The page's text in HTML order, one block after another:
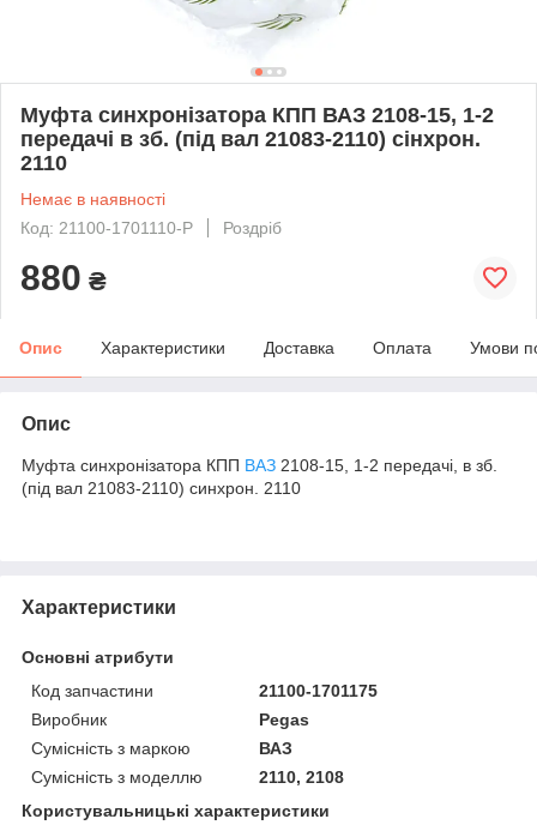
Муфта синхронізатора КПП ВАЗ 2108-15, 1-2
передачі в зб. (під вал 21083-2110) сінхрон.
2110
Немає в наявності
Код: 21100-1701110-P
Роздріб
880 ₴
Опис Характеристики Доставка Оплата Умови
Опис
Муфта синхронізатора КПП ВАЗ 2108-15, 1-2 передачі, в зб.
(під вал 21083-2110) синхрон. 2110
Характеристики
Основні атрибути
Код запчастини
21100-1701175
Виробник
Pegas
Сумісність з маркою
ВАЗ
Сумісність з моделлю
2110, 2108
Користувальницькі характеристики